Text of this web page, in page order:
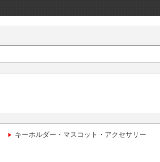
キーホルダー・マスコット・アクセサリー